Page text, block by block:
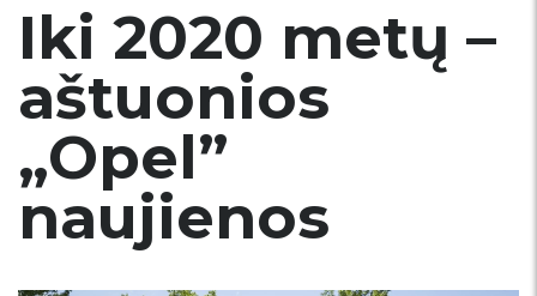
Iki 2020 metų –
aštuonios
„Opel”
naujienos